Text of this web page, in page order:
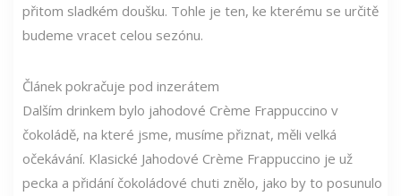
přitom sladkém doušku. Tohle je ten, ke kterému se určitě
budeme vracet celou sezónu.
Článek pokračuje pod inzerátem
Dalším drinkem bylo jahodové Crème Frappuccino v
čokoládě, na které jsme, musíme přiznat, měli velká
očekávání. Klasické Jahodové Crème Frappuccino je už
pecka a přidání čokoládové chuti znělo, jako by to posunulo